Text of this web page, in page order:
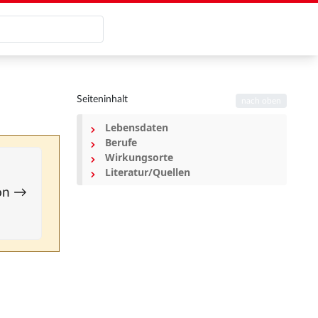
→
Seiteninhalt
Lebensdaten
Berufe
Wirkungsorte
Literatur/Quellen